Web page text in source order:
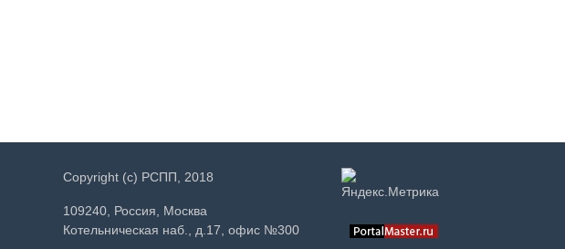
Copyright (c) РСПП, 2018
109240, Россия, Москва
Котельническая наб., д.17, офис №300